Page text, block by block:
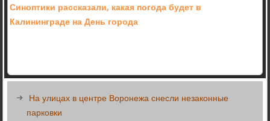
Синоптики рассказали, какая погода будет в
Калининграде на День города
На улицах в центре Воронежа снесли незаконные
парковки